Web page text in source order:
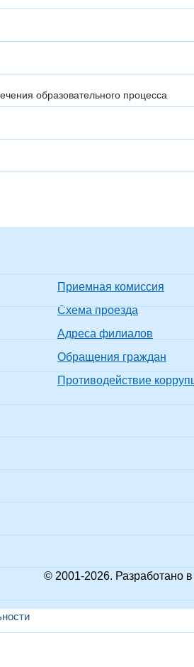
образовательного процесса
Приемная комиссия
Схема проезда
Адреса филиалов
Обращения граждан
Противодействие
© 2001-2026. Разработано в